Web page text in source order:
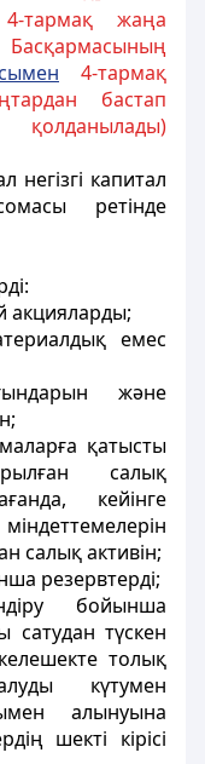
тармақ жаңа
Басқармасының
4-тармақ
бастап
негізгі капитал
ретінде
акцияларды;
емес
және
қатысты
салық
кейінге
салық активін;
резервтерді;
бойынша
сатудан түскен
келешекте толық
күтумен
алынуына
шекті кірісі